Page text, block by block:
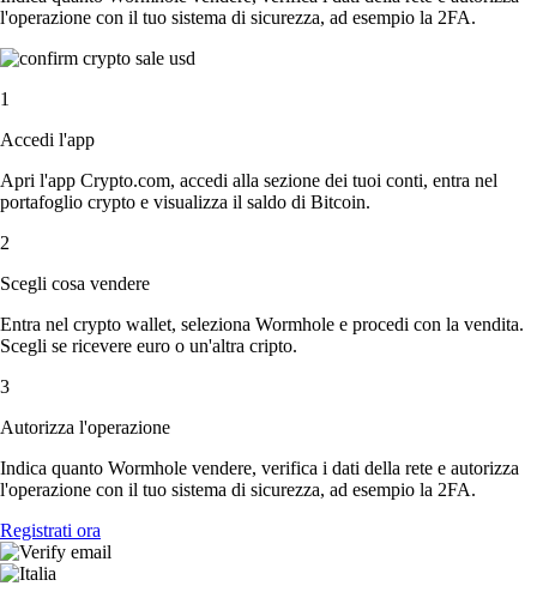
l'operazione con il tuo sistema di sicurezza, ad esempio la 2FA.
1
Accedi l'app
Apri l'app Crypto.com, accedi alla sezione dei tuoi conti, entra nel
portafoglio crypto e visualizza il saldo di Bitcoin.
2
Scegli cosa vendere
Entra nel crypto wallet, seleziona Wormhole e procedi con la vendita.
Scegli se ricevere euro o un'altra cripto.
3
Autorizza l'operazione
Indica quanto Wormhole vendere, verifica i dati della rete e autorizza
l'operazione con il tuo sistema di sicurezza, ad esempio la 2FA.
Registrati ora